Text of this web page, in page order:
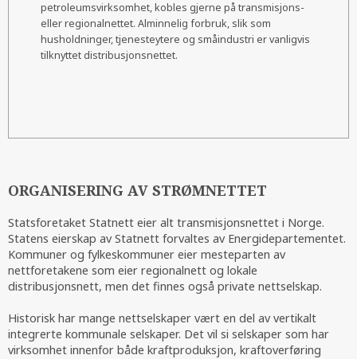
petroleumsvirksomhet, kobles gjerne på transmisjons-
eller regionalnettet. Alminnelig forbruk, slik som
husholdninger, tjenesteytere og småindustri er vanligvis
tilknyttet distribusjonsnettet.
ORGANISERING AV STRØMNETTET
Statsforetaket Statnett eier alt transmisjonsnettet i Norge.
Statens eierskap av Statnett forvaltes av Energidepartementet.
Kommuner og fylkeskommuner eier mesteparten av
nettforetakene som eier regionalnett og lokale
distribusjonsnett, men det finnes også private nettselskap.
Historisk har mange nettselskaper vært en del av vertikalt
integrerte kommunale selskaper. Det vil si selskaper som har
virksomhet innenfor både kraftproduksjon, kraftoverføring